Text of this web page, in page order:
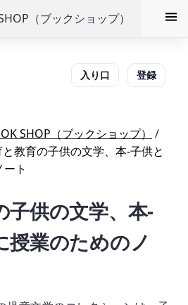
（ブックショップ）
入り口 登録
SHOP（ブックショップ）
/
教育の子供の文学、本-子供と
ト
子供の文学、本-
授業のためのノ